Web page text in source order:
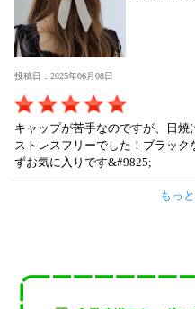
投稿日：2025年06月08日
キャップが苦手なのですが、日
ストレスフリーでした！ブラッ
ずお気に入りです&#9825;
もっ